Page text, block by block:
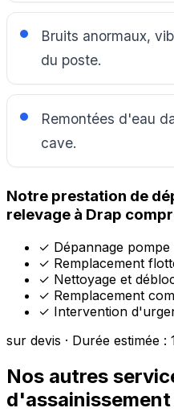
Bruits anormaux,
du poste.
Remontées d'eau
cave.
Notre prestation de
relevage à Drap
✓ Dépannage
✓ Remplacement
✓ Nettoyage et
✓ Remplacement
✓ Intervention
sur devis · Durée estimée :
Nos autres
d'assainissement